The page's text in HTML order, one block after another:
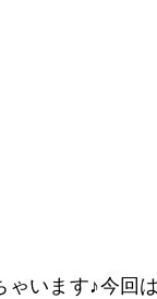
います♪今回